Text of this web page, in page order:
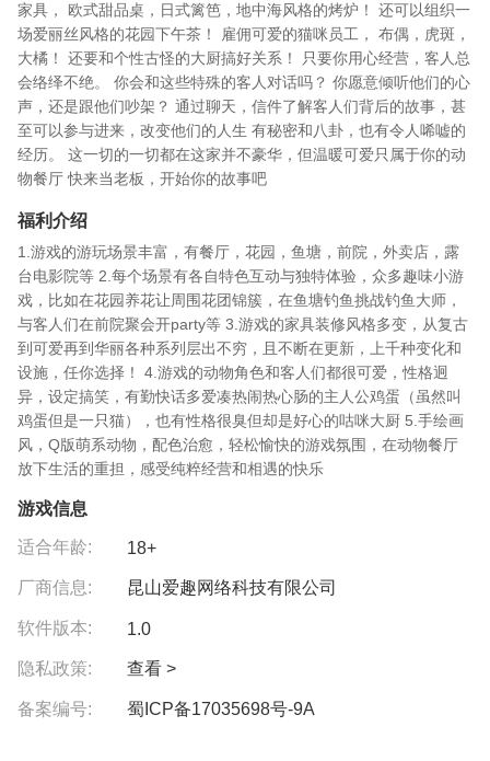
家具， 欧式甜品桌，日式篱笆，地中海风格的烤炉！ 还可以组织一
场爱丽丝风格的花园下午茶！ 雇佣可爱的猫咪员工， 布偶，虎斑，
大橘！ 还要和个性古怪的大厨搞好关系！ 只要你用心经营，客人总
会络绎不绝。 你会和这些特殊的客人对话吗？ 你愿意倾听他们的心
声，还是跟他们吵架？ 通过聊天，信件了解客人们背后的故事，甚
至可以参与进来，改变他们的人生 有秘密和八卦，也有令人唏嘘的
经历。 这一切的一切都在这家并不豪华，但温暖可爱只属于你的动
物餐厅 快来当老板，开始你的故事吧
福利介绍
1.游戏的游玩场景丰富，有餐厅，花园，鱼塘，前院，外卖店，露
台电影院等 2.每个场景有各自特色互动与独特体验，众多趣味小游
戏，比如在花园养花让周围花团锦簇，在鱼塘钓鱼挑战钓鱼大师，
与客人们在前院聚会开party等 3.游戏的家具装修风格多变，从复古
到可爱再到华丽各种系列层出不穷，且不断在更新，上千种变化和
设施，任你选择！ 4.游戏的动物角色和客人们都很可爱，性格迥
异，设定搞笑，有勤快话多爱凑热闹热心肠的主人公鸡蛋（虽然叫
鸡蛋但是一只猫），也有性格很臭但却是好心的咕咪大厨 5.手绘画
风，Q版萌系动物，配色治愈，轻松愉快的游戏氛围，在动物餐厅
放下生活的重担，感受纯粹经营和相遇的快乐
游戏信息
适合年龄: 18+
厂商信息: 昆山爱趣网络科技有限公司
软件版本: 1.0
隐私政策: 查看 >
备案编号: 蜀ICP备17035698号-9A